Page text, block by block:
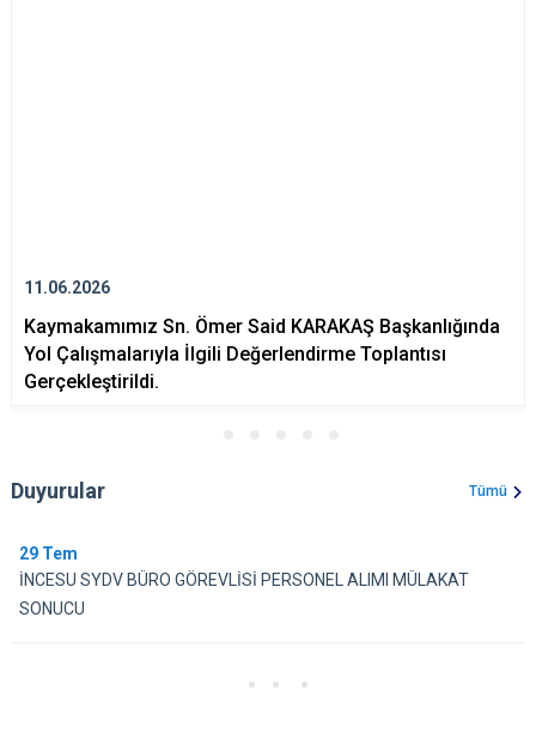
11.06.2026
Kaymakamımız Sn. Ömer Said KARAKAŞ Başkanlığında
Yol Çalışmalarıyla İlgili Değerlendirme Toplantısı
Gerçekleştirildi.
Duyurular Tümü
29 Tem
İNCESU SYDV BÜRO GÖREVLİSİ PERSONEL ALIMI MÜLAKAT
SONUCU